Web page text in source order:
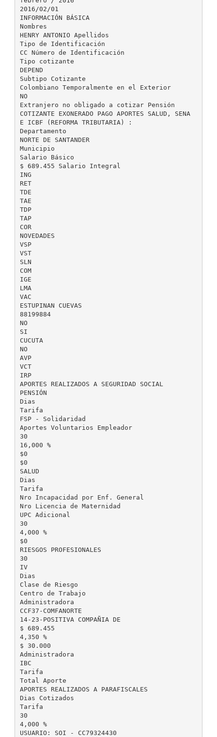
2016/02/01
INFORMACIÓN BÁSICA
Nombres
HENRY ANTONIO Apellidos
Tipo de Identificación
CC Número de Identificación
Tipo cotizante
DEPEND
Subtipo Cotizante
Colombiano Temporalmente en el Exterior
NO
Extranjero no obligado a cotizar Pensión
COTIZANTE EXONERADO PAGO APORTES SALUD, SENA
E ICBF (REFORMA TRIBUTARIA) :
Departamento
NORTE DE SANTANDER
Municipio
Salario Básico
$ 689.455 Salario Integral
ING
RET
TDE
TAE
TDP
TAP
COR
NOVEDADES
VSP
VST
SLN
COM
IGE
LMA
VAC
ESTUPINAN CUEVAS
88199884
NO
SI
CUCUTA
NO
AVP
VCT
IRP
APORTES REALIZADOS A SEGURIDAD SOCIAL
PENSIÓN
Dias
Tarifa
FSP - Solidaridad
Aportes Voluntarios Empleador
30
16,000 %
$0
$0
SALUD
Dias
Tarifa
Nro Incapacidad por Enf. General
Nro Licencia de Maternidad
UPC Adicional
30
4,000 %
$0
RIESGOS PROFESIONALES
30
IV
Dias
Clase de Riesgo
Centro de Trabajo
Administradora
CCF37-COMFANORTE
14-23-POSITIVA COMPAÑIA DE
$ 689.455
4,350 %
$ 30.000
Administradora
IBC
Tarifa
Total Aporte
APORTES REALIZADOS A PARAFISCALES
Dias Cotizados
Tarifa
30
4,000 %
USUARIO: SOI - CC79324430